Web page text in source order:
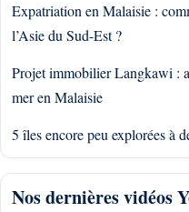
Expatriation en Malaisie :
l’Asie du Sud-Est ?
Projet immobilier Langkawi :
mer en Malaisie
5 îles encore peu explorées à
Nos dernières vidéos